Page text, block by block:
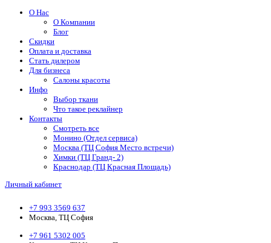
О Нас
О Компании
Блог
Скидки
Оплата и доставка
Стать дилером
Для бизнеса
Салоны красоты
Инфо
Выбор ткани
Что такое реклайнер
Контакты
Смотреть все
Монино (Отдел сервиса)
Москва (ТЦ София Место встречи)
Химки (ТЦ Гранд- 2)
Краснодар (ТЦ Красная Площадь)
Личный кабинет
+7 993 3569 637
Москва, ТЦ София
+7 961 5302 005